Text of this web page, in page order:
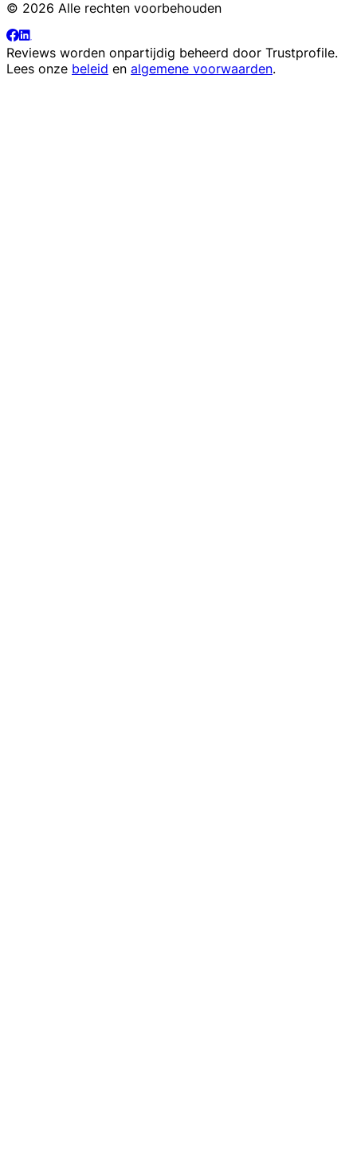
© 2026 Alle rechten voorbehouden
Reviews worden onpartijdig beheerd door Trustprofile.
Lees onze beleid en algemene voorwaarden.